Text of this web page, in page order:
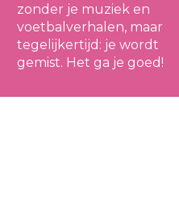
zonder je muziek en
voetbalverhalen, maar
tegelijkertijd: je wordt
gemist. Het ga je goed!